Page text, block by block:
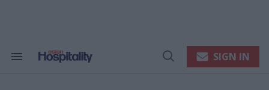
Search
Open
SIGN IN